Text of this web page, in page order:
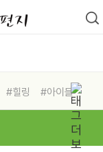
#힐링
#아이들